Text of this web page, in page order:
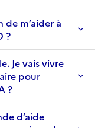
m’aider à
?
Je vais vivre
pour
?
d’aide